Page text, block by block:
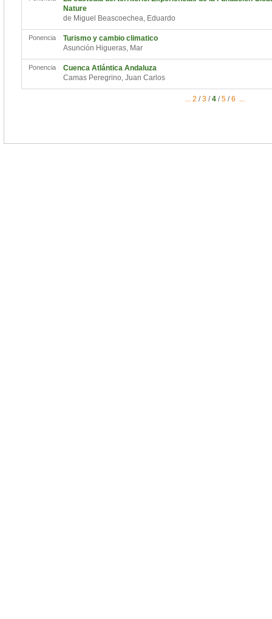
Nature
de Miguel Beascoechea, Eduardo
Ponencia
Turismo y cambio climatico
Asunción Higueras, Mar
Ponencia
Cuenca Atlántica Andaluza
Camas Peregrino, Juan Carlos
... 2 / 3 /4 / 5 / 6 ...